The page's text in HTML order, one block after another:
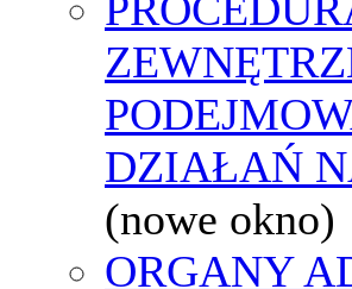
DZIAŁAŃ
(nowe okno)
ORGANY